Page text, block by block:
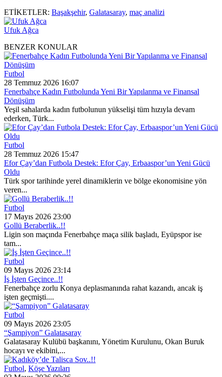
ETİKETLER: Başakşehir, Galatasaray, maç analizi
Ufuk Ağca
BENZER KONULAR
Futbol
28 Temmuz 2026 16:07
Fenerbahçe Kadın Futbolunda Yeni Bir Yapılanma ve Finansal
Dönüşüm
Yeşil sahalarda kadın futbolunun yükselişi tüm hızıyla devam
ederken, Türk...
Futbol
28 Temmuz 2026 15:47
Efor Çay’dan Futbola Destek: Efor Çay, Erbaaspor’un Yeni Gücü
Oldu
Türk spor tarihinde yerel dinamiklerin ve bölge ekonomisine yön
veren...
Futbol
17 Mayıs 2026 23:00
Gollü Beraberlik..!!
Ligin son maçında Fenerbahçe maça silik başladı, Eyüpspor ise
tam...
Futbol
09 Mayıs 2026 23:14
İş İşten Geçince..!!
Fenerbahçe zorlu Konya deplasmanında rahat kazandı, ancak iş
işten geçmişti....
Futbol
09 Mayıs 2026 23:05
“Şampiyon” Galatasaray
Galatasaray Kulübü başkanını, Yönetim Kurulunu, Okan Buruk
hocayı ve ekibini,...
Futbol, Köşe Yazıları